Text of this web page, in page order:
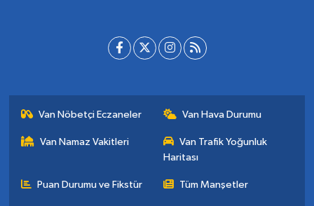
Van Nöbetçi Eczaneler Van Hava Durumu
Van Namaz Vakitleri
Van Trafik Yoğunluk
Haritası
Puan Durumu ve Fikstür Tüm Manşetler